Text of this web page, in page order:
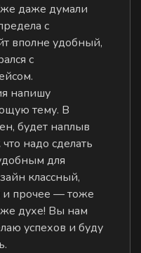
даже думали
с
вполне удобный,
с
напишу
тему. В
будет наплыв
надо сделать
для
классный,
и прочее — тоже
духе! Вы нам
успехов и буду